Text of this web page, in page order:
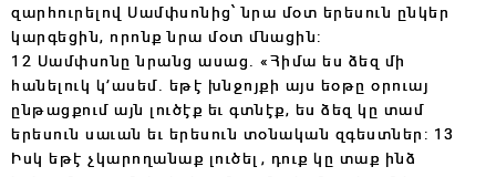
զարհուրելով Սամփսոնից՝ նրա մօտ երեսուն ընկեր
կարգեցին, որոնք նրա մօտ մնացին:
12 Սամփսոնը նրանց ասաց. «Հիմա ես ձեզ մի
հանելուկ կ’ասեմ. եթէ խնջոյքի այս եօթը օրուայ
ընթացքում այն լուծէք եւ գտնէք, ես ձեզ կը տամ
երեսուն սաւան եւ երեսուն տօնական զգեստներ: 13
Իսկ եթէ չկարողանաք լուծել, դուք կը տաք ինձ